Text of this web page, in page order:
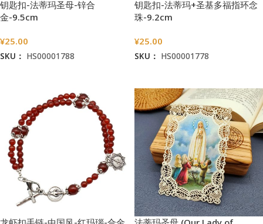
钥匙扣-法蒂玛圣母-锌合
金-9.5cm
¥25.00
SKU： HS00001788
钥匙扣-法蒂玛+圣基多福指环念
珠-9.2cm
¥25.00
SKU： HS00001778